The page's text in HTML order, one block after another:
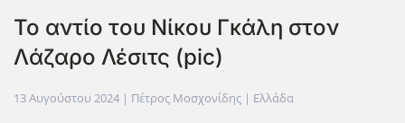
Το αντίο του Νίκου Γκάλη στον
Λάζαρο Λέσιτς (pic)
13 Αυγούστου 2024 | Πέτρος Μοσχονίδης | Ελλάδα